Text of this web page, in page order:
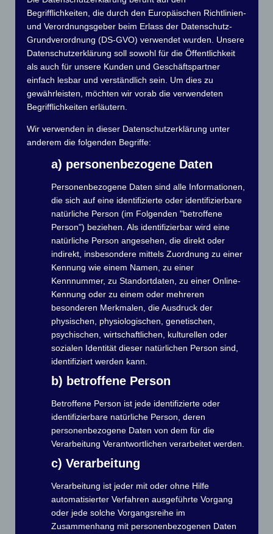
Neues Schiffshebewerk Finowkanal
Gegen 11 Uhr began eine Führung durch einen
ehemaligen Techniker mit einem knapp 90 minütigen
Vortrag vorbei an verschieden Punkten des
Schiffshebewerkes. Danach versammelten wir uns gegen
12.30 Uhr vor dem Schiffsanleger um mit dem Schiff von
der Oder kommend ins Hebewerk hineinzufahren, ca. 20
MInuten hochgeschleust zu werden ( 36 Meter) um dann
einzufahren und dann das ganze zurück. Danach war der
offizielle Teil vorbei.
Besichtigung des Schiffshebewerks
Einige gingen anschließend Essen – andere guckten sich
noch ein bißchen das Gelände an. Auch Petrus hat seinen
Uhr öffneten sich die „Schleusentore“ des Himmels und es
regnete ordentlich. Immerhin sind wir ja alle
Wassersportler. Ganz besonderen Dank natürlich an
Sportfreund Achim der diesen Ausflug organisiert und
initiiert hat.
Ein Bericht von unserem Mitglied
Holger Eggert
Ausflug
Begrifflichkeiten, die durch den Europäischen Richtlinien-
und Verordnungsgeber beim Erlass der Datenschutz-
Grundverordnung (DS-GVO) verwendet wurden. Unsere
Datenschutzerklärung soll sowohl für die Öffentlichkeit
als auch für unsere Kunden und Geschäftspartner
einfach lesbar und verständlich sein. Um dies zu
gewährleisten, möchten wir vorab die verwendeten
Begrifflichkeiten erläutern.
Wir verwenden in dieser Datenschutzerklärung unter
anderem die folgenden Begriffe:
a) personenbezogene Daten
Personenbezogene Daten sind alle Informationen,
die sich auf eine identifizierte oder identifizierbare
natürliche Person (im Folgenden "betroffene
Person") beziehen. Als identifizierbar wird eine
natürliche Person angesehen, die direkt oder
indirekt, insbesondere mittels Zuordnung zu einer
Kennung wie einem Namen, zu einer
Kennnummer, zu Standortdaten, zu einer Online-
Kennung oder zu einem oder mehreren
besonderen Merkmalen, die Ausdruck der
physischen, physiologischen, genetischen,
psychischen, wirtschaftlichen, kulturellen oder
sozialen Identität dieser natürlichen Person sind,
identifiziert werden kann.
b) betroffene Person
Betroffene Person ist jede identifizierte oder
identifizierbare natürliche Person, deren
personenbezogene Daten von dem für die
Verarbeitung Verantwortlichen verarbeitet werden.
c) Verarbeitung
Verarbeitung ist jeder mit oder ohne Hilfe
automatisierter Verfahren ausgeführte Vorgang
oder jede solche Vorgangsreihe im
Zusammenhang mit personenbezogenen Daten